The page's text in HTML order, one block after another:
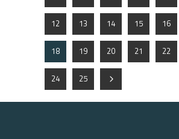
12 13 14 15 16
18 19 20 21 22
24 25